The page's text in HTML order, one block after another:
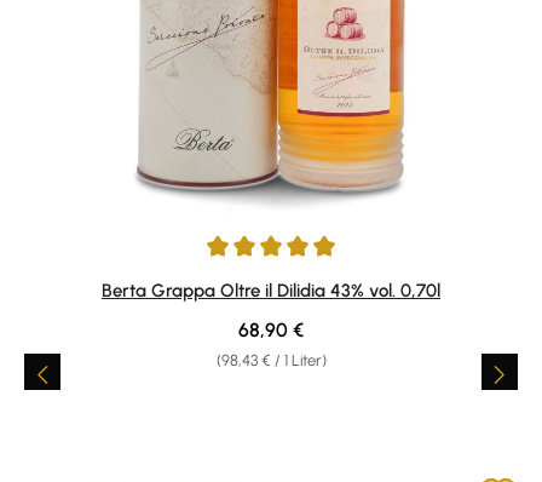
Durchschnittliche Bewertung von 5 von 5 Sternen
Berta Grappa Oltre il Dilidia 43% vol. 0,70l
(98,43 € / 1 Liter)
Regulärer Preis:
68,90 €